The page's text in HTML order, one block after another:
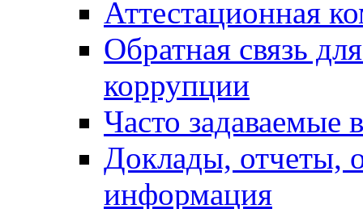
Аттестационная
Обратная связь
коррупции
Часто задаваемые
Доклады, отчеты,
информация